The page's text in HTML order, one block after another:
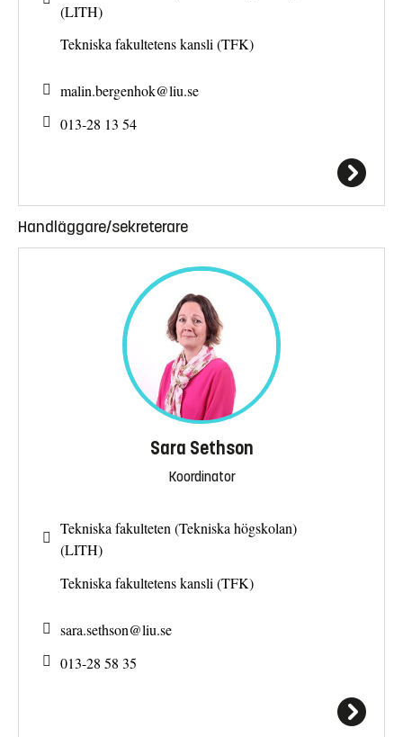
(LITH)
Tekniska fakultetens kansli (TFK)
malin.bergenhok@liu.se
013-28 13 54
Handläggare/sekreterare
Sara Sethson
Koordinator
Tekniska fakulteten (Tekniska högskolan)
(LITH)
Tekniska fakultetens kansli (TFK)
sara.sethson@liu.se
013-28 58 35